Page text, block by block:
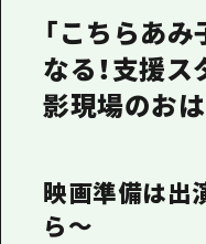
「こちらあ
なる！支援
影現場のお
映画準備は出
ら～